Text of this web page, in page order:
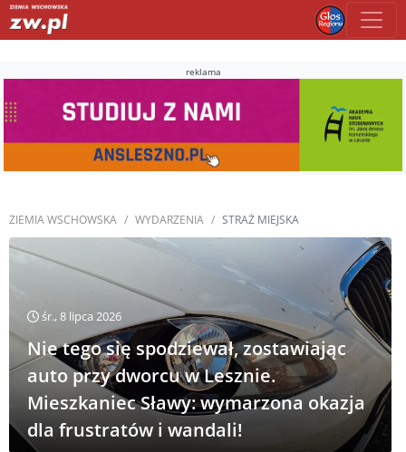
reklama
ZIEMIA WSCHOWSKA WYDARZENIA STRAŻ MIEJSKA
śr., 8 lipca 2026
Nie tego się spodziewał, zostawiając
auto przy dworcu w Lesznie.
Mieszkaniec Sławy: wymarzona okazja
dla frustratów i wandali!